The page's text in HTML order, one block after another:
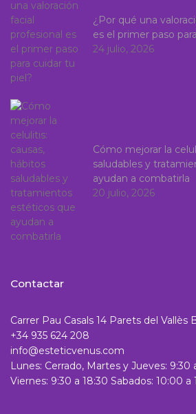
¿Por qué una
es el primer paso
24 julio, 2026
Cómo mejorar la
saludables y
ayudan a combatirla
20 julio, 2026
Contactar
Carrer Pau Casals 14 Parets del Vallès
+34 935 624 208
info@esteticvenus.com
Lunes: Cerrado, Martes y Jueves: 9:30
Viernes: 9:30 a 18:30 Sabados: 10:00 a